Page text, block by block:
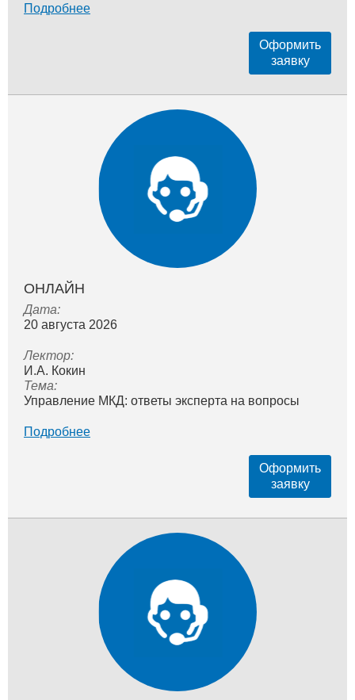
Подробнее
Оформить
заявку
ОНЛАЙН
Дата:
20 августа 2026
Лектор:
И.А. Кокин
Тема:
Управление МКД: ответы эксперта на вопросы
Подробнее
Оформить
заявку